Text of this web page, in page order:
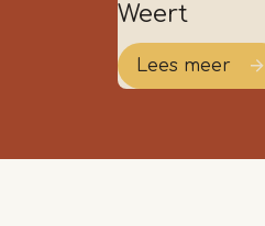
Weert
Lees meer